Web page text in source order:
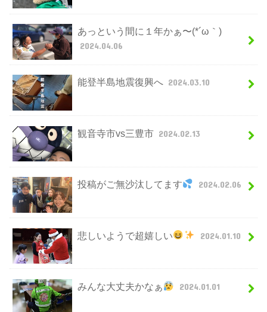
あっという間に１年かぁ〜(*´ω｀)
2024.04.06
能登半島地震復興へ 2024.03.10
観音寺市vs三豊市 2024.02.13
投稿がご無沙汰してます 2024.02.06
悲しいようで超嬉しい 2024.01.10
みんな大丈夫かなぁ 2024.01.01